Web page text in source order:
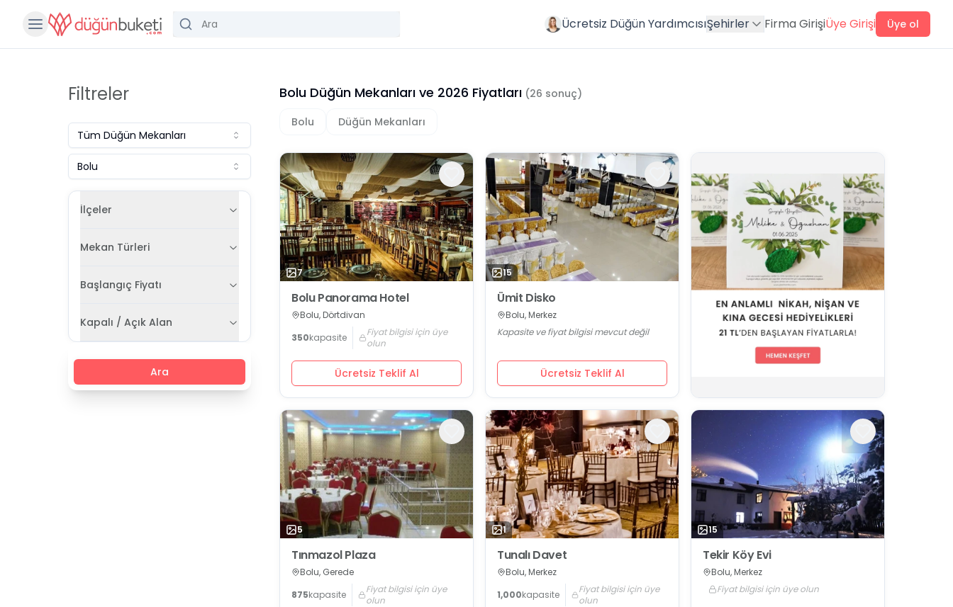
Ücretsiz Düğün YardımcısıŞehirler Firma GirişiÜye Girişi Üye ol
Filtreler
Tüm Düğün Mekanları
Bolu
İlçeler
Mekan Türleri
Başlangıç Fiyatı
Kapalı / Açık Alan
Ara
Bolu Düğün Mekanları ve 2026 Fiyatları (26 sonuç)
Bolu
Düğün Mekanları
7
Bolu Panorama Hotel
Bolu, Dörtdivan
350kapasite
Fiyat bilgisi için üye
olun
Ücretsiz Teklif Al
15
Ümit Disko
Bolu, Merkez
Kapasite ve fiyat bilgisi mevcut değil
Ücretsiz Teklif Al
5
Tınmazol Plaza
Bolu, Gerede
875kapasite
Fiyat bilgisi için üye
olun
1
Tunalı Davet
Bolu, Merkez
1,000kapasite
Fiyat bilgisi için üye
olun
15
Tekir Köy Evi
Bolu, Merkez
Fiyat bilgisi için üye olun